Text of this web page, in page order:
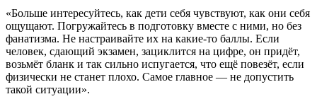
«Больше интересуйтесь, как дети себя чувствуют, как они себя
ощущают. Погружайтесь в подготовку вместе с ними, но без
фанатизма. Не настраивайте их на какие-то баллы. Если
человек, сдающий экзамен, зациклится на цифре, он придёт,
возьмёт бланк и так сильно испугается, что ещё повезёт, если
физически не станет плохо. Самое главное — не допустить
такой ситуации».